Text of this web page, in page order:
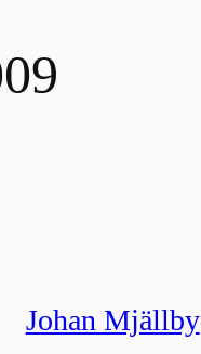
Johan Mjällby